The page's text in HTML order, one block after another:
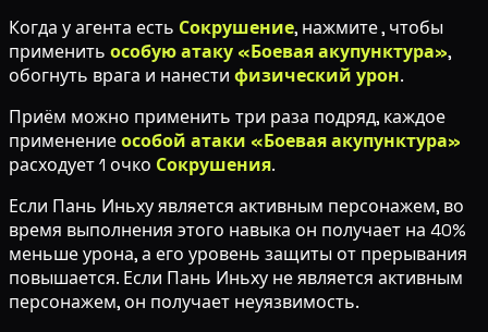
Когда у агента есть Сокрушение, нажмите, чтобы
применить особую атаку «Боевая акупунктура»,
обогнуть врага и нанести физический урон.
Приём можно применить три раза подряд, каждое
применениеособой атаки «Боевая акупунктура»
расходует 1 очко Сокрушения.
Если Пань Иньху является активным персонажем, во
время выполнения этого навыка он получает на 40%
меньше урона, а его уровень защиты от прерывания
повышается. Если Пань Иньху не является активным
персонажем, он получает неуязвимость.